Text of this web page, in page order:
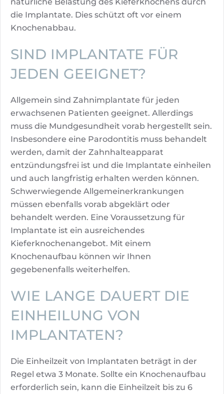
die Implantate. Dies schützt oft vor einem
Knochenabbau.
SIND IMPLANTATE FÜR
JEDEN GEEIGNET?
Allgemein sind Zahnimplantate für jeden
erwachsenen Patienten geeignet. Allerdings
muss die Mundgesundheit vorab hergestellt sein.
Insbesondere eine Parodontitis muss behandelt
werden, damit der Zahnhalteapparat
entzündungsfrei ist und die Implantate einheilen
und auch langfristig erhalten werden können.
Schwerwiegende Allgemeinerkrankungen
müssen ebenfalls vorab abgeklärt oder
behandelt werden. Eine Voraussetzung für
Implantate ist ein ausreichendes
Kieferknochenangebot. Mit einem
Knochenaufbau können wir Ihnen
gegebenenfalls weiterhelfen.
WIE LANGE DAUERT DIE
EINHEILUNG VON
IMPLANTATEN?
Die Einheilzeit von Implantaten beträgt in der
Regel etwa 3 Monate. Sollte ein Knochenaufbau
erforderlich sein, kann die Einheilzeit bis zu 6